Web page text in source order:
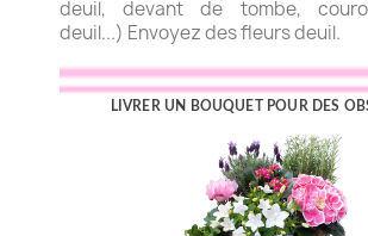
deuil, devant de tombe,
deuil...) Envoyez des fleurs deuil.
LIVRER UN BOUQUET POUR DES